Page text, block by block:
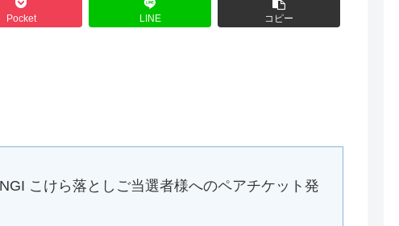
Pocket LINE コピー
こけら落としご当選者様へのペアチケット発